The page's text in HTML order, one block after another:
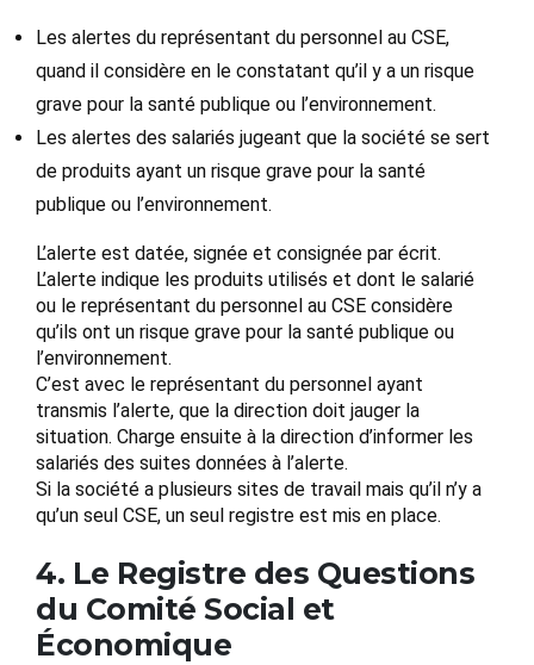
Les alertes du représentant du personnel au CSE,
quand il considère en le constatant qu’il y a un risque
grave pour la santé publique ou l’environnement.
Les alertes des salariés jugeant que la société se sert
de produits ayant un risque grave pour la santé
publique ou l’environnement.
L’alerte est datée, signée et consignée par écrit.
L’alerte indique les produits utilisés et dont le salarié
ou le représentant du personnel au CSE considère
qu’ils ont un risque grave pour la santé publique ou
l’environnement.
C’est avec le représentant du personnel ayant
transmis l’alerte, que la direction doit jauger la
situation. Charge ensuite à la direction d’informer les
salariés des suites données à l’alerte.
Si la société a plusieurs sites de travail mais qu’il n’y a
qu’un seul CSE, un seul registre est mis en place.
4. Le Registre des Questions
du Comité Social et
Économique